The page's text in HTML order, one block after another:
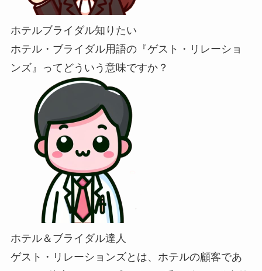
ホテルブライダル知りたい
ホテル・ブライダル用語の『ゲスト・リレーショ
ンズ』ってどういう意味ですか？
ホテル＆ブライダル達人
ゲスト・リレーションズとは、ホテルの顧客であ